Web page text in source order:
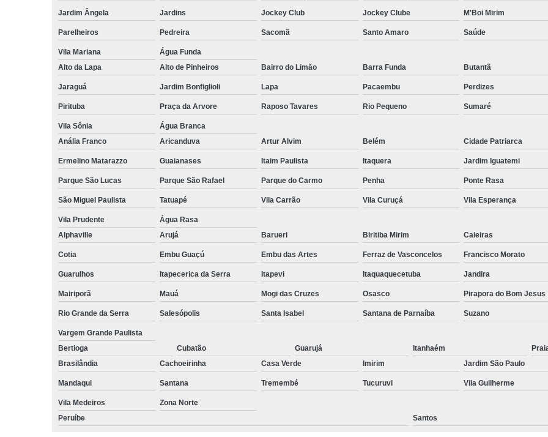
Nano
Nano
Pigmentação Capilar 3d
Pigmentação Capilar em
Pigmentação de Cabelo
Pigmentação na Careca
Preenchimento Capilar Central
Preenchimento Capilar com
Preenchimento Capilar
Preenchimento Capilar na
Preenchimento Capilar
Tratamento para a Calvície
Tratamento para Calvície com
Tratamento para Calvície
Jardim Ângela Jardins Jockey Club Jockey Clube M'Boi Mirim
Parelheiros Pedreira Sacomã Santo Amaro Saúde
Vila Mariana
Água Funda
Alto da Lapa
Alto de Pinheiros Bairro do Limão Barra Funda Butantã
Jaraguá Jardim Bonfiglioli Lapa Pacaembu Perdizes
Pirituba Praça da Arvore Raposo Tavares Rio Pequeno Sumaré
Vila Sônia
Água Branca
Anália Franco
Aricanduva Artur Alvim Belém Cidade Patriarca
Ermelino Matarazzo Guaianases Itaim Paulista Itaquera Jardim Iguatemi
Parque São Lucas Parque São Rafael Parque do Carmo Penha Ponte Rasa
São Miguel Paulista Tatuapé Vila Carrão Vila Curuçá Vila Esperança
Vila Prudente
Água Rasa
Alphaville
Arujá Barueri Biritiba Mirim Caieiras
Cotia Embu Guaçú Embu das Artes Ferraz de Vasconcelos Francisco Morato
Guarulhos Itapecerica da Serra Itapevi Itaquaquecetuba Jandira
Mairiporã Mauá Mogi das Cruzes Osasco Pirapora do Bom Jesus
Rio Grande da Serra Salesópolis Santa Isabel Santana de Parnaíba Suzano
Vargem Grande Paulista
Bertioga
Cubatão Guarujá Itanhaém
Brasilândia
Cachoeirinha Casa Verde Imirim Jardim São Paulo
Mandaqui Santana Tremembé Tucuruvi Vila Guilherme
Vila Medeiros
Zona Norte
Peruíbe
Santos